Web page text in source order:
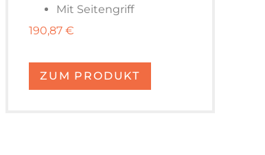
Mit Seitengriff
190,87 €
ZUM PRODUKT